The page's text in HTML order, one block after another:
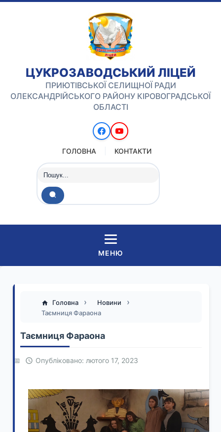
ЦУКРОЗАВОДСЬКИЙ ЛІЦЕЙ
ПРИЮТІВСЬКОЇ СЕЛИЩНОЇ РАДИ
ОЛЕКСАНДРІЙСЬКОГО РАЙОНУ КІРОВОГРАДСЬКОЇ
ОБЛАСТІ
ГОЛОВНА КОНТАКТИ
МЕНЮ
Головна
Новини
Таємниця Фараона
Таємниця Фараона
Опубліковано: лютого 17, 2023